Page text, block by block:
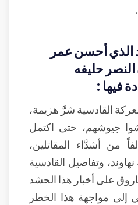
الذي أحسن عمر
حليفه
فيها :
القادسية شرَّ هزيمة،
جيوشهم، حتى اكتمل
من أشدَّاء المقاتلين،
وتفاصيل القادسية
على أخبار هذا الحشد
إلى مواجهة هذا الخطر